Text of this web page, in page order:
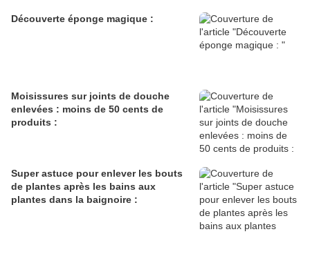
Découverte éponge magique :
Moisissures sur joints de douche
enlevées : moins de 50 cents de
produits :
Super astuce pour enlever les bouts
de plantes après les bains aux
plantes dans la baignoire :